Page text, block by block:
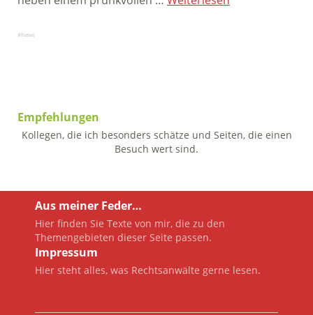
News
Empfehlungen
Kollegen, die ich besonders schätze und Seiten, die einen
Besuch wert sind.
Aus meiner Feder…
Hier finden Sie Texte von mir, die zu den
Themengebieten dieser Seite passen.
Impressum
Hier steht alles, was Rechtsanwälte gerne lesen.